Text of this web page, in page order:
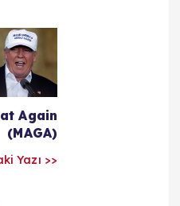
Again
(MAGA)
Yazı >>